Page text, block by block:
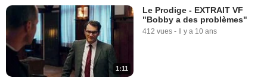
1:11
Le Prodige - EXTRAIT VF
"Bobby a des problèmes"
412 vues - Il y a 10 ans